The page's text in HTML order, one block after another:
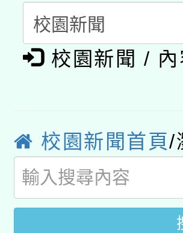
礎課程
A3數位素養講
「數位內容與
業技術研究院
用水績優單位
動」
115年8月22
桃園市孔廟
開 智慧啟航」
2026年桃園
校園新聞 / 內
校園新聞首頁/